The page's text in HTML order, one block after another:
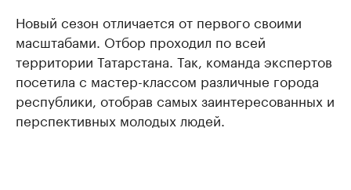
Новый сезон отличается от первого своими
масштабами. Отбор проходил по всей
территории Татарстана. Так, команда экспертов
посетила с мастер-классом различные города
республики, отобрав самых заинтересованных и
перспективных молодых людей.